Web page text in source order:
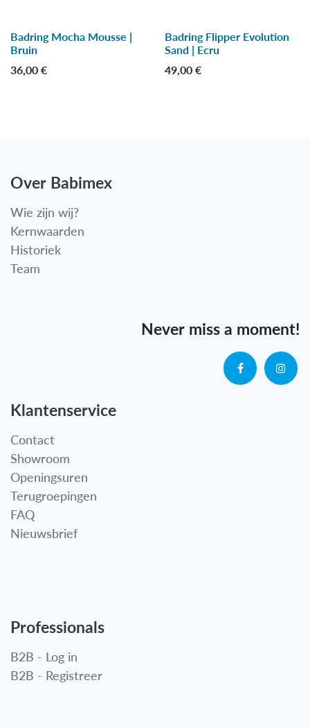
Nieuw!
Badring Mocha Mousse |
Bruin
36,00 €
Nieuw!
Badring Flipper Evolution
Sand | Ecru
49,00€
Over Babimex
Wie zijn wij?
Kernwaarden
Historiek
Team
Never miss a moment!
Klantenservice
Contact
Showroom
Openingsuren
Terugroepingen
FAQ
Nieuwsbrief
Professionals
B2B - Log in
B2B - Registreer